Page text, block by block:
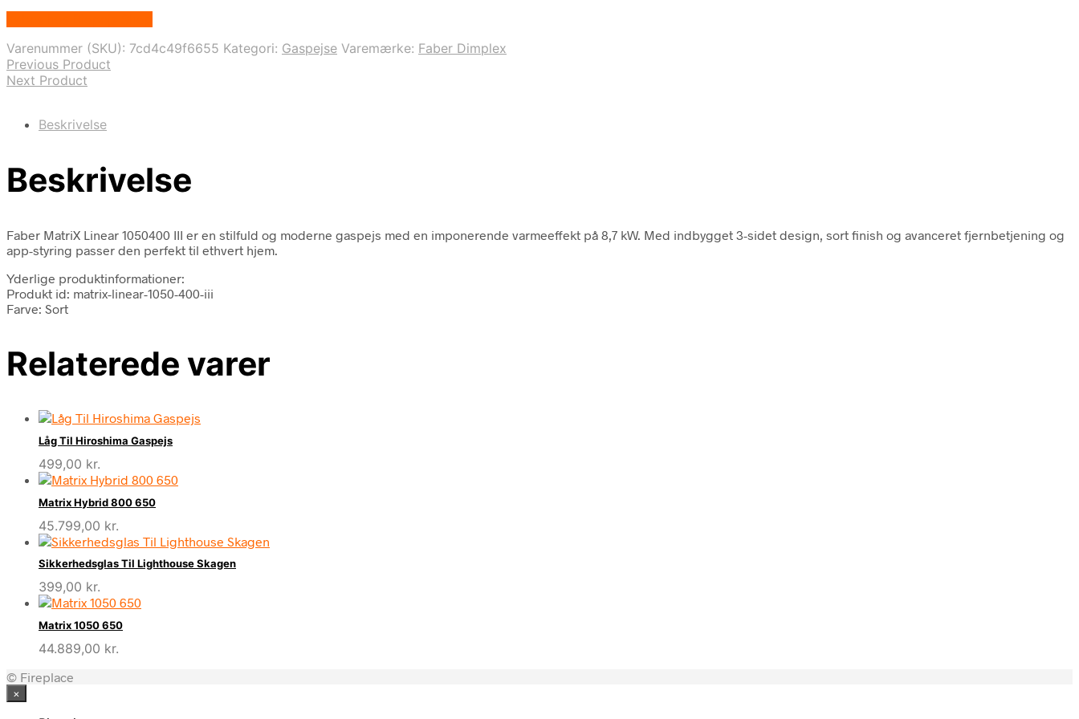
Varenummer (SKU): 7cd4c49f6655 Kategori: Gaspejse Varemærke: Faber Dimplex
Previous Product
Next Product
Beskrivelse
Beskrivelse
Faber MatriX Linear 1050400 III er en stilfuld og moderne gaspejs med en imponerende varmeeffekt på 8,7 kW. Med indbygget 3-sidet design, sort finish og avanceret fjernbetjening og
app-styring passer den perfekt til ethvert hjem.
Yderlige produktinformationer:
Produkt id: matrix-linear-1050-400-iii
Farve: Sort
Relaterede varer
Låg Til Hiroshima Gaspejs
499,00 kr.
Matrix Hybrid 800 650
45.799,00 kr.
Sikkerhedsglas Til Lighthouse Skagen
399,00 kr.
Matrix 1050 650
44.889,00 kr.
© Fireplace
×